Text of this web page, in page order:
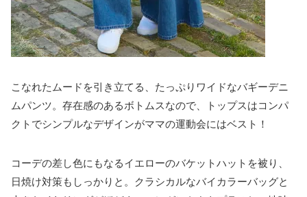
こなれたムードを引き立てる、たっぷりワイドなバギーデニ
ムパンツ。存在感のあるボトムスなので、トップスはコンパ
クトでシンプルなデザインがママの運動会にはベスト！
コーデの差し色にもなるイエローのバケットハットを被り、
日焼け対策もしっかりと。クラシカルなバイカラーバッグと